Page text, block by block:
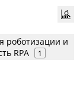
роботизации и
RPA
1